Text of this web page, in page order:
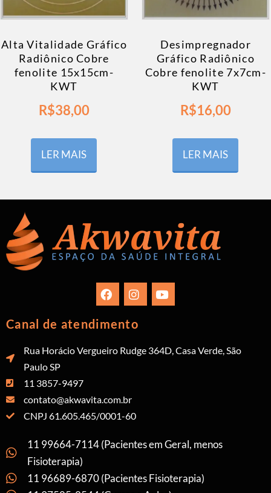
Alta Vitalidade Gráfico
Radiônico Cobre
fenolite 15x15cm-
KWT
R$38,00
LER MAIS
Desimpregnador
Gráfico Radiônico
Cobre fenolite 7x7cm-
KWT
R$16,00
LER MAIS
Canal de atendimento
Rua Horácio Vergueiro Rudge 364D, Casa Verde, São
Paulo SP
11 3857-9497
contato@akwavita.com.br
CNPJ 61.605.465/0001-60
11 99664-7114 (Pacientes em Geral, menos
Fisioterapia)
11 96689-6870 (Pacientes Fisioterapia)